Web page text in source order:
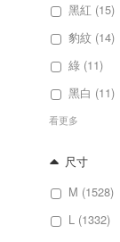
黑紅 (15)
豹紋 (14)
綠 (11)
黑白 (11)
看更多
尺寸
M (1528)
L (1332)